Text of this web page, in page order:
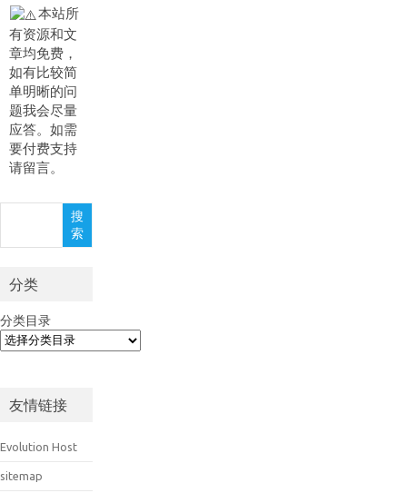
本站所
有资源和文
章均免费，
如有比较简
单明晰的问
题我会尽量
应答。如需
要付费支持
请留言。
搜
索
分类
分类目录
友情链接
Evolution Host
sitemap